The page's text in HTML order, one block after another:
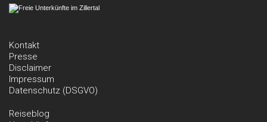
Kontakt
Presse
Disclaimer
Impressum
Datenschutz (DSGVO)
Reiseblog